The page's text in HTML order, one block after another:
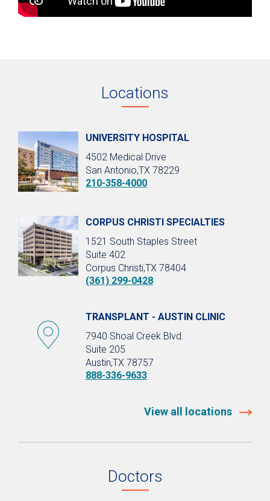
Locations
UNIVERSITY HOSPITAL
4502 Medical Drive
San Antonio,TX 78229
210-358-4000
CORPUS CHRISTI SPECIALTIES
1521 South Staples Street
Suite 402
Corpus Christi,TX 78404
(361) 299-0428
TRANSPLANT - AUSTIN CLINIC
7940 Shoal Creek Blvd.
Suite 205
Austin,TX 78757
888-336-9633
View all locations
Doctors